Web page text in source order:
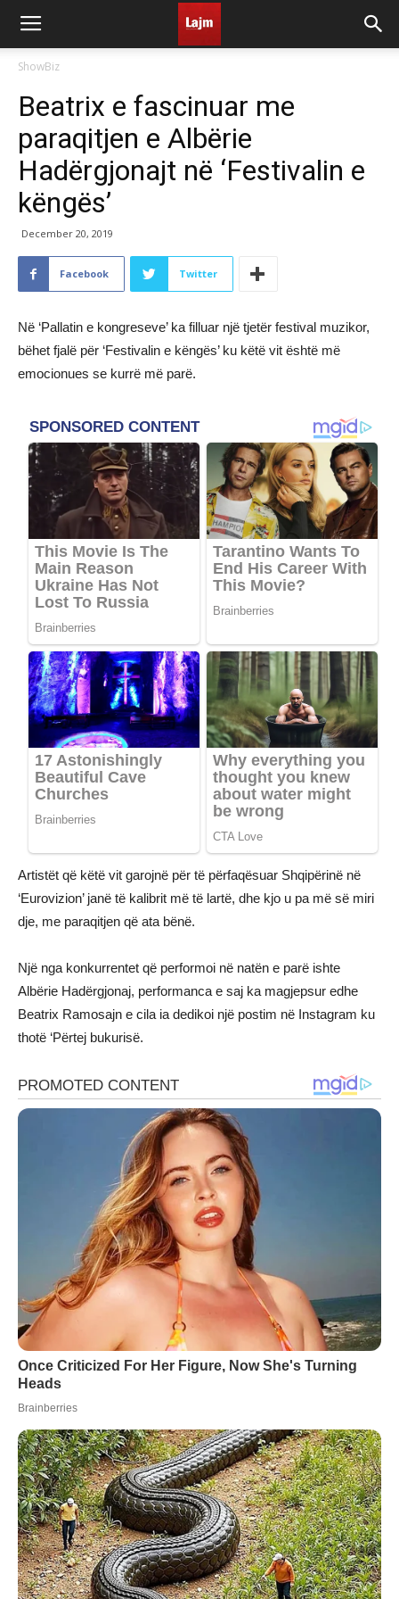
ShowBiz
Beatrix e fascinuar me
paraqitjen e Albërie
Hadërgjonajt në ‘Festivalin e
këngës’
December 20, 2019
Facebook Twitter
Në ‘Pallatin e kongreseve’ ka filluar një tjetër festival muzikor,
bëhet fjalë për ‘Festivalin e këngës’ ku këtë vit është më
emocionues se kurrë më parë.
Artistët që këtë vit garojnë për të përfaqësuar Shqipërinë në
‘Eurovizion’ janë të kalibrit më të lartë, dhe kjo u pa më së miri
dje, me paraqitjen që ata bënë.
Një nga konkurrentet që performoi në natën e parë ishte
Albërie Hadërgjonaj, performanca e saj ka magjepsur edhe
Beatrix Ramosajn e cila ia dedikoi një postim në Instagram ku
thotë ‘Përtej bukurisë.